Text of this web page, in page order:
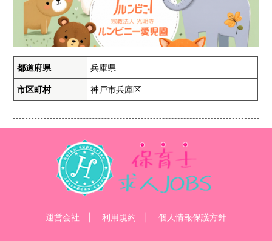
都道府県 兵庫県
市区町村 神戸市兵庫区
運営会社 利用規約 個人情報保護方針